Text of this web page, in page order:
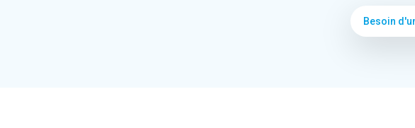
Besoin